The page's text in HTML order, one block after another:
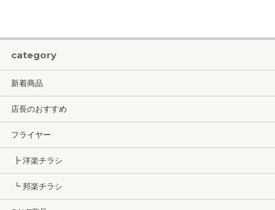
category
新着商品
店長のおすすめ
フライヤー
┣ 洋楽チラシ
┗ 邦楽チラシ